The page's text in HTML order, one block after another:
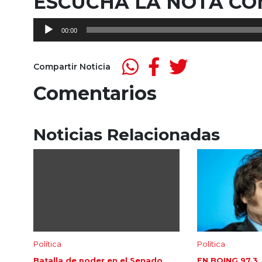
Reproductor
de
00:00
Compartir Noticia
Comentarios
Noticias Relacionadas
Política Política